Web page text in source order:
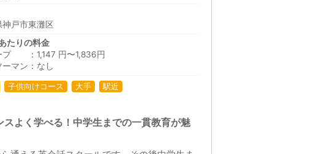
神戸市東灘区
たりの料金
プ ：1,147 円〜1,836円
ーマン：なし
子供向けコース 大手 駅近
よく学べる！中学生までの一貫教育が魅